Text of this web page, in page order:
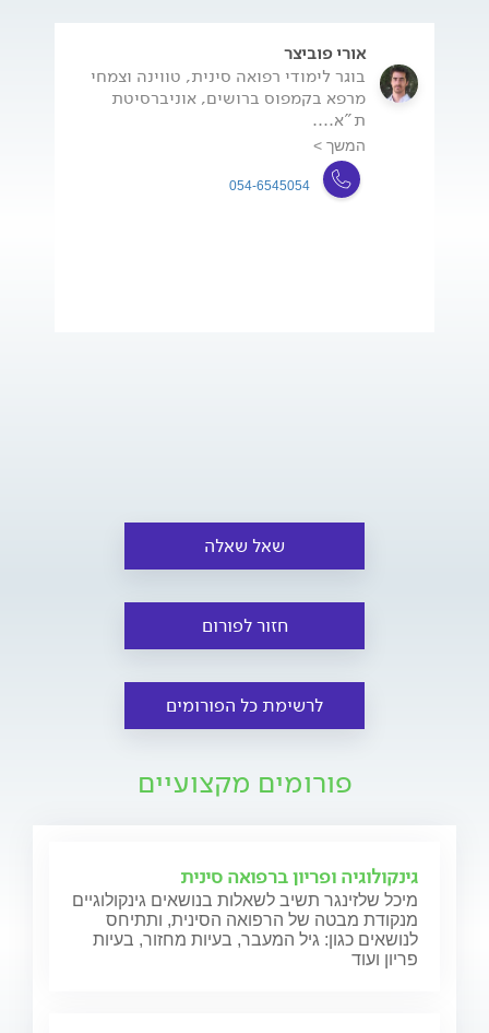
אורי פוביצר
בוגר לימודי רפואה סינית, טווינה וצמחי
מרפא בקמפוס ברושים, אוניברסיטת
ת"א....
המשך >
054-6545054
שאל שאלה
חזור לפורום
לרשימת כל הפורומים
פורומים מקצועיים
גינקולוגיה ופריון ברפואה סינית
מיכל שלזינגר תשיב לשאלות בנושאים גינקולוגיים
מנקודת מבטה של הרפואה הסינית, ותתיחס
לנושאים כגון: גיל המעבר, בעיות מחזור, בעיות
פריון ועוד